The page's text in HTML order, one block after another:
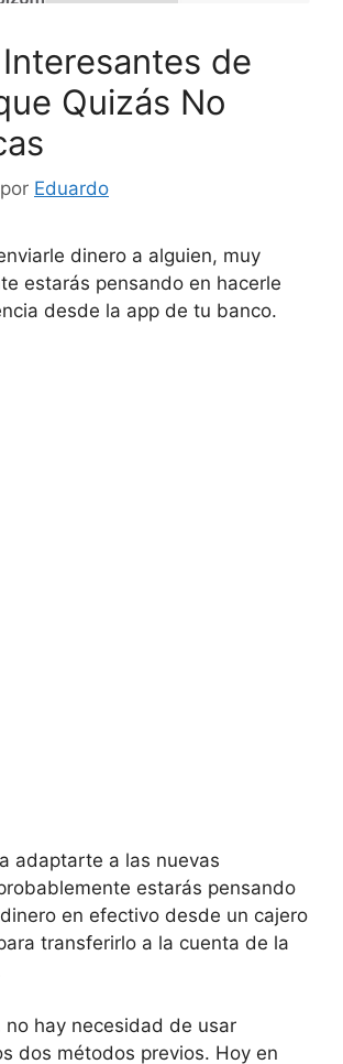
de
Quizás No
por Eduardo
dinero a alguien, muy
estarás pensando en hacerle
desde la app de tu banco.
adaptarte a las nuevas
estarás pensando
en efectivo desde un cajero
transferirlo a la cuenta de la
no hay necesidad de usar
dos métodos previos. Hoy en